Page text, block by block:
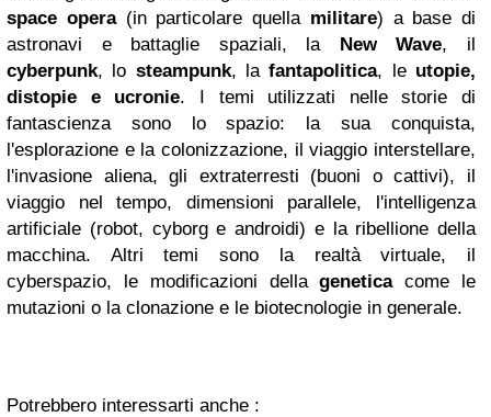
space opera(in particolare quella militare) a base di
astronavi e battaglie spaziali, la New Wave, il
cyberpunk, lo steampunk, lafantapolitica, le utopie,
distopie e ucronie. I temi utilizzati nelle storie di
fantascienza sono lo spazio: la sua conquista,
l'esplorazione e la colonizzazione, il viaggio interstellare,
l'invasione aliena, gli extraterresti (buoni o cattivi), il
viaggio nel tempo, dimensioni parallele, l'intelligenza
artificiale (robot, cyborg e androidi) e la ribellione della
macchina. Altri temi sono la realtà virtuale, il
cyberspazio, le modificazioni dellageneticacome le
mutazioni o la clonazione e le biotecnologie in generale.
Potrebbero interessarti anche :